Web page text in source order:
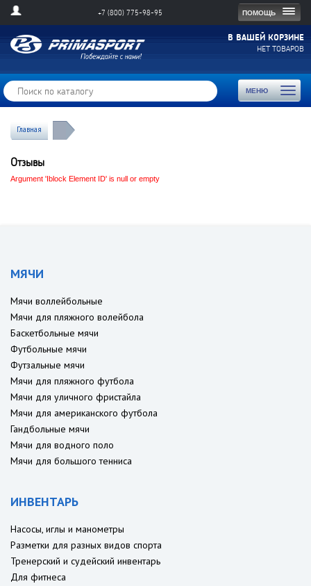
ПОМОЩЬ
+7 (800) 775-98-95
В ВАШЕЙ КОРЗИНЕ
НЕТ ТОВАРОВ
МЕНЮ
Toggle
Главная
Отзывы
Argument 'Iblock Element ID' is null or empty
МЯЧИ
Мячи воллейбольные
Мячи для пляжного волейбола
Баскетбольные мячи
Футбольные мячи
Футзальные мячи
Мячи для пляжного футбола
Мячи для уличного фристайла
Мячи для американского футбола
Гандбольные мячи
Мячи для водного поло
Мячи для большого тенниса
ИНВЕНТАРЬ
Насосы, иглы и манометры
Разметки для разных видов спорта
Тренерский и судейский инвентарь
Для фитнеса